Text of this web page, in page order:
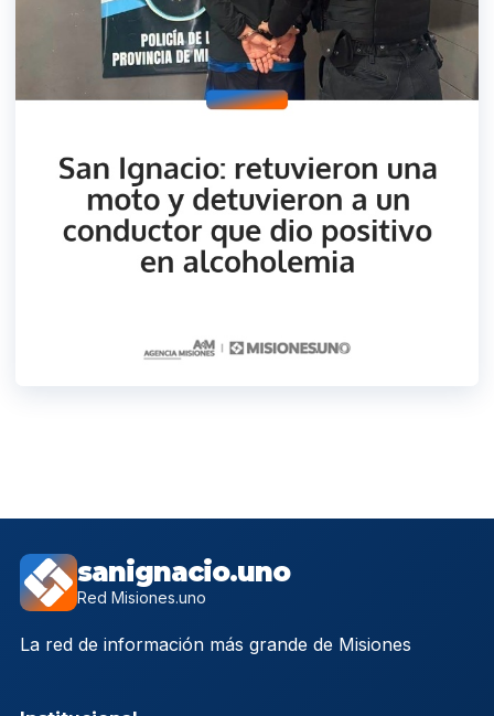
sanignacio.uno
Red Misiones.uno
La red de información más grande de Misiones